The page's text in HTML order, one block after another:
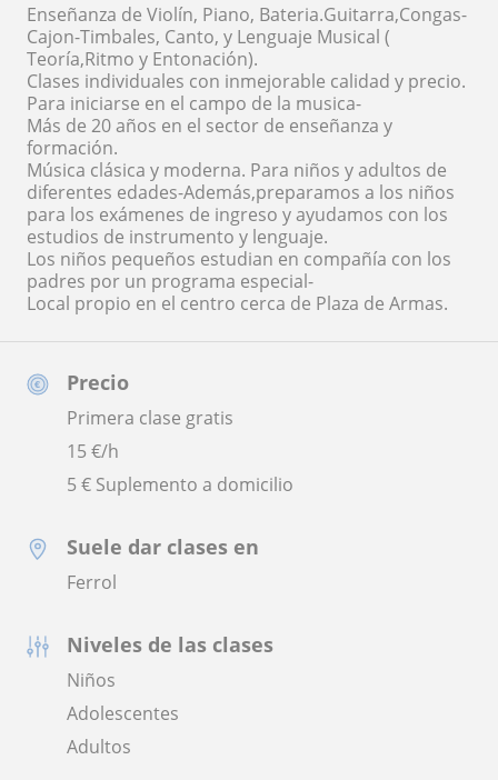
Precio
Primera clase gratis
15€/h
5 € Suplemento a domicilio
Suele dar clases en
Ferrol
Niveles de las clases
Niños
Adolescentes
Adultos
Enseñanza de Violín, Piano, Bateria.Guitarra,Congas-
Cajon-Timbales, Canto, y Lenguaje Musical (
Teoría,Ritmo y Entonación).
Clases individuales con inmejorable calidad y precio.
Para iniciarse en el campo de la musica-
Más de 20 años en el sector de enseñanza y
formación.
Música clásica y moderna. Para niños y adultos de
diferentes edades-Además,preparamos a los niños
para los exámenes de ingreso y ayudamos con los
estudios de instrumento y lenguaje.
Los niños pequeños estudian en compañía con los
padres por un programa especial-
Local propio en el centro cerca de Plaza de Armas.